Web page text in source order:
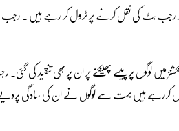
رجب بٹ کی نقل کرنے پر ٹرول کر رہے ہیں ۔
لوگوں پر پیسے پھینکنے پر ان پر بھی تنقید کی
کررہے ہیں بہت سے لوگوں نے ان کی سادگی